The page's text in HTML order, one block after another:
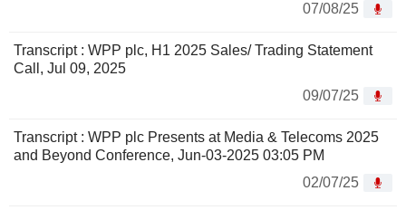
07/08/25
Transcript : WPP plc, H1 2025 Sales/ Trading Statement
Call, Jul 09, 2025
09/07/25
Transcript : WPP plc Presents at Media & Telecoms 2025
and Beyond Conference, Jun-03-2025 03:05 PM
02/07/25